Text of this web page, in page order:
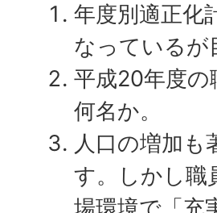
年度別適正化
なっているが
平成20年度の
何名か。
人口の増加
す。しかし職